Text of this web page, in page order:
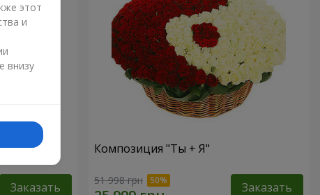
Заказать
Композиция "Ты + Я"
51 998 грн Заказать
этот
и
внизу